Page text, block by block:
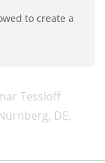
to create a
Tessloff
DE,